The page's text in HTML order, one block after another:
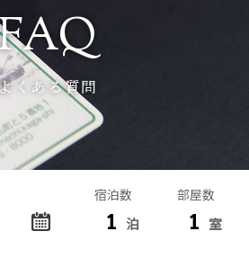
宿泊数
泊
部屋数
室
くある質問